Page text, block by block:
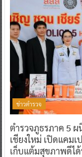
ข่าวตำรวจ
ตำรวจภูธรภาค 5 ผ
เชียงใหม่ เปิดแคม
เก็บแต้มสุขภาพดีไ